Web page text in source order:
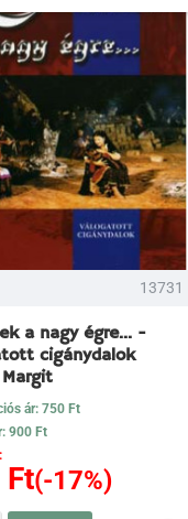
13731
a nagy égre... -
cigánydalok
ár: 750 Ft
900 Ft
Ft(-17%)